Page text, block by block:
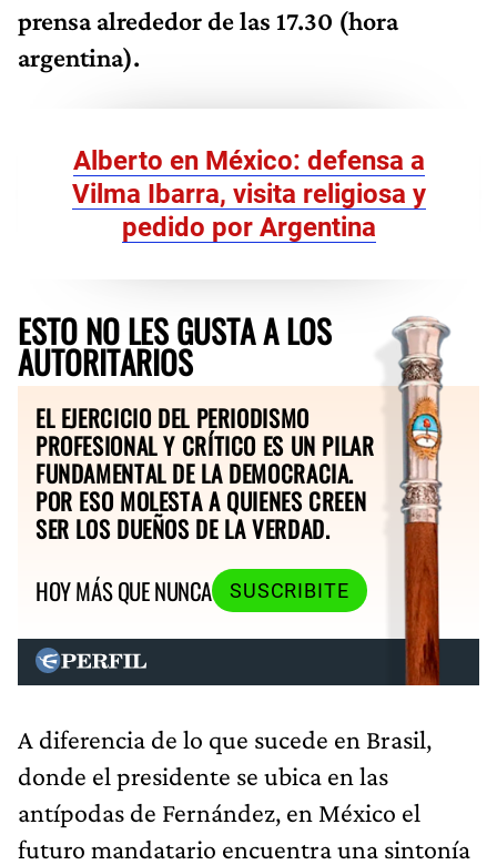
prensa alrededor de las 17.30 (hora
argentina).
Alberto en México: defensa a
Vilma Ibarra, visita religiosa y
pedido por Argentina
ESTO NO LES GUSTA A LOS
AUTORITARIOS
EL EJERCICIO DEL PERIODISMO
PROFESIONAL Y CRÍTICO ES UN PILAR
FUNDAMENTAL DE LA DEMOCRACIA.
POR ESO MOLESTA A QUIENES CREEN
SER LOS DUEÑOS DE LA VERDAD.
HOY MÁS QUE NUNCA
SUSCRIBITE
A diferencia de lo que sucede en Brasil,
donde el presidente se ubica en las
antípodas de Fernández, en México el
futuro mandatario encuentra una sintonía